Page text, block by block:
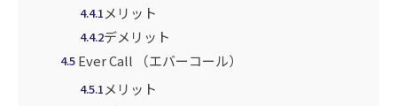
4.4.1 メリット
4.4.2デメリット
4.5 Ever Call （エバーコール）
4.5.1 メリット